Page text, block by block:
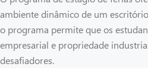
ambiente dinâmico de um
o programa permite que os
empresarial e propriedade
desafiadores.